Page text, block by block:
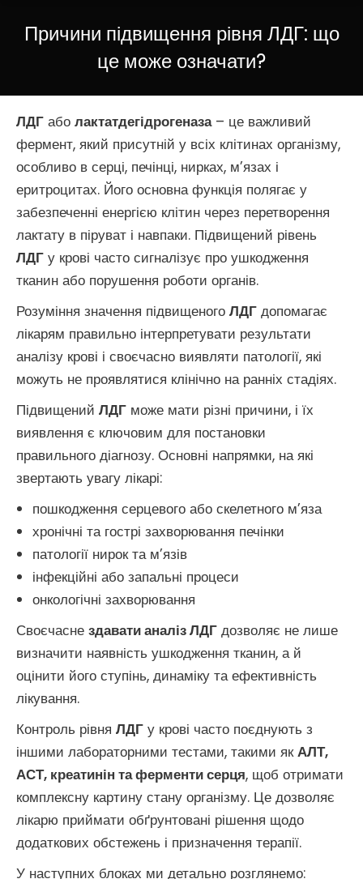
Причини підвищення рівня ЛДГ: що
це може означати?
ЛДГ або лактатдегідрогеназа– це важливий
фермент, який присутній у всіх клітинах організму,
особливо в серці, печінці, нирках, м’язах і
еритроцитах. Його основна функція полягає у
забезпеченні енергією клітин через перетворення
лактату в піруват і навпаки. Підвищений рівень
ЛДГ у крові часто сигналізує про ушкодження
тканин або порушення роботи органів.
Розуміння значення підвищеного ЛДГ допомагає
лікарям правильно інтерпретувати результати
аналізу крові і своєчасно виявляти патології, які
можуть не проявлятися клінічно на ранніх стадіях.
Підвищений ЛДГ може мати різні причини, і їх
виявлення є ключовим для постановки
правильного діагнозу. Основні напрямки, на які
звертають увагу лікарі:
пошкодження серцевого або скелетного м’яза
хронічні та гострі захворювання печінки
патології нирок та м’язів
інфекційні або запальні процеси
онкологічні захворювання
Своєчасне здавати аналіз ЛДГ дозволяє не лише
визначити наявність ушкодження тканин, а й
оцінити його ступінь, динаміку та ефективність
лікування.
Контроль рівня ЛДГ у крові часто поєднують з
іншими лабораторними тестами, такими якАЛТ,
АСТ, креатинін та ферменти серця, щоб отримати
комплексну картину стану організму. Це дозволяє
лікарю приймати обґрунтовані рішення щодо
додаткових обстежень і призначення терапії.
У наступних блоках ми детально розглянемо: